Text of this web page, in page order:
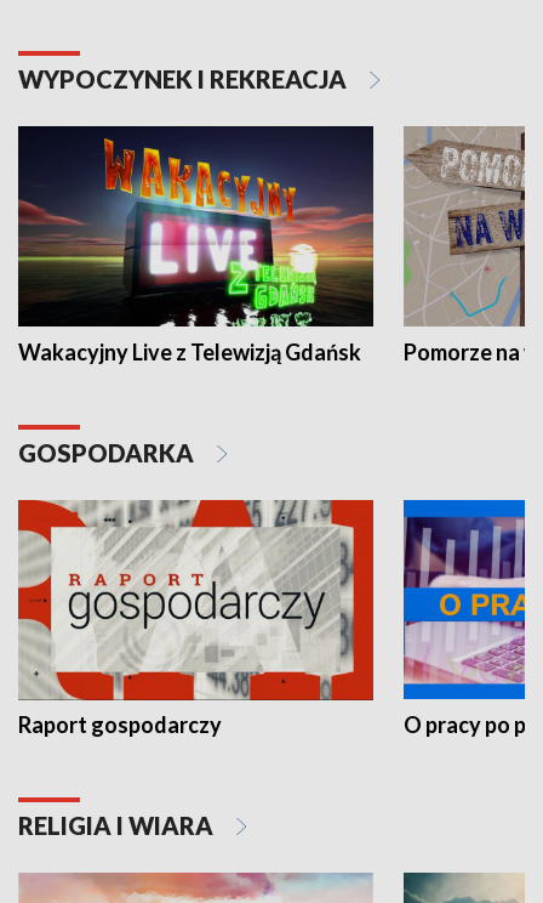
WYPOCZYNEK I REKREACJA
Wakacyjny Live z Telewizją Gdańsk Pomorze na
GOSPODARKA
Raport gospodarczy O pracy po
RELIGIA I WIARA